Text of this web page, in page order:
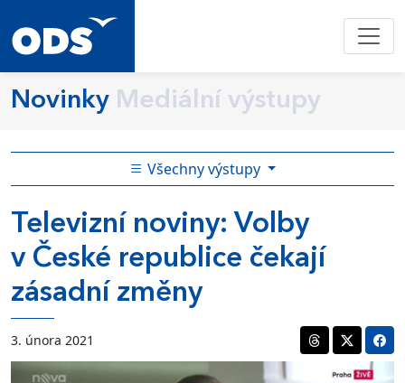
Novinky Mediální výstupy
Všechny výstupy
Televizní noviny: Volby
v České republice čekají
zásadní změny
3. února 2021